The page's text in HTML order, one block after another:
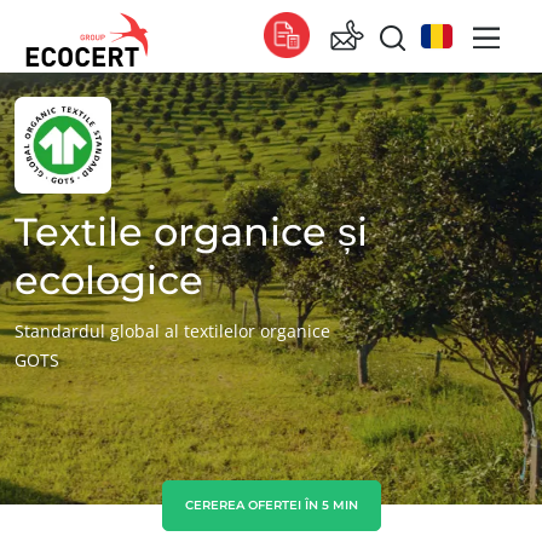
SERVICIILE NOASTRE
Certificare
Formare
Consultanță
Global
Global (engleză)
Global (franceză)
Global (spaniolă)
Africa
Africa de Sud (engleză)
Tunisia (franceză)
Asia
China (chineză)
Textile organice și
ecologice
Standardul global al textilelor organice
GOTS
CEREREA OFERTEI ÎN 5 MIN